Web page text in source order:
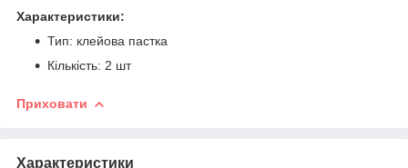
Характеристики:
Тип: клейова пастка
Кількість: 2 шт
Приховати
Характеристики